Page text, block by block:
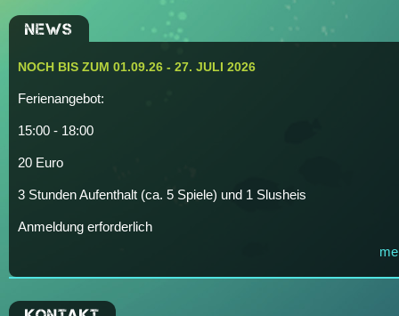
NEWS
NOCH BIS ZUM 01.09.26 - 27. JULI 2026
Ferienangebot:
15:00 - 18:00
20 Euro
3 Stunden Aufenthalt (ca. 5 Spiele) und 1 Slusheis
Anmeldung erforderlich